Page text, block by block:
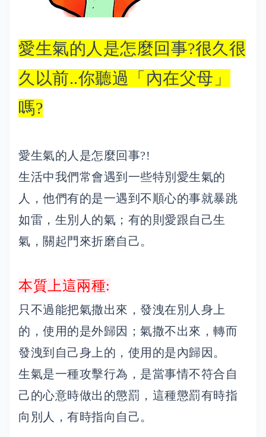
愛生氣的人是怎麼回事?很久很
久以前..你聽過「內在父母」
嗎?
愛生氣的人是怎麼回事?!
生活中我們常會遇到一些特別愛生氣的
人，他們有的是一遇到不順心的事就暴跳
如雷，生別人的氣；有的則愛跟自己生
氣，關起門來折磨自己。
本質上這兩種:
只不過能把氣撒出來，發洩在別人身上
的，使用的是外歸因；氣撒不出來，轉而
發洩到自己身上的，使用的是內歸因。
生氣是一種攻擊行為，是當事情不符合自
己的心意時做出的懲罰，這種懲罰有時指
向別人，有時指向自己。